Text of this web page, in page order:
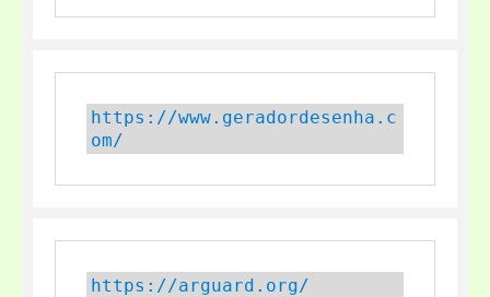
https://www.geradordesenha.c
om/
https://arguard.org/